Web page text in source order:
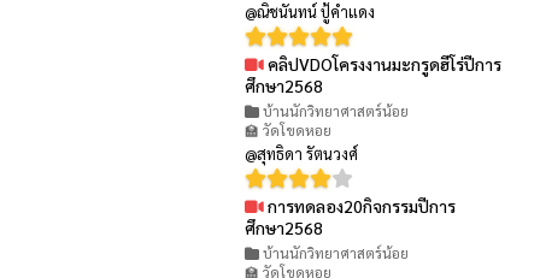
@ณิชนันทน์ ปู้คำแดง
คลิปVDOโครงงานมะกรูดฮีโร่ปีการ
ศึกษา2568
บ้านนักวิทยาศาสตร์น้อย
🏫 วัดโขดหอย
@สุทธิดา รัตนวงศ์
การทดลอง20กิจกรรมปีการ
ศึกษา2568
บ้านนักวิทยาศาสตร์น้อย
🏫 วัดโขดหอย